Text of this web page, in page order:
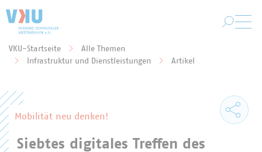
Sie befinden sich hier:
VKU-Startseite
Alle Themen
Infrastruktur und Dienstleistungen
Artikel
Mobilität neu denken!
Siebtes digitales Treffen des